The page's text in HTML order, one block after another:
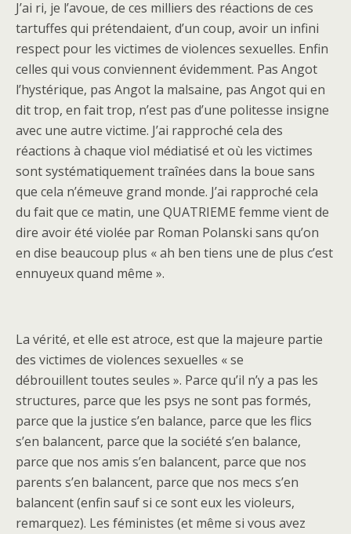
J’ai ri, je l’avoue, de ces milliers des réactions de ces
tartuffes qui prétendaient, d’un coup, avoir un infini
respect pour les victimes de violences sexuelles. Enfin
celles qui vous conviennent évidemment. Pas Angot
l’hystérique, pas Angot la malsaine, pas Angot qui en
dit trop, en fait trop, n’est pas d’une politesse insigne
avec une autre victime. J’ai rapproché cela des
réactions à chaque viol médiatisé et où les victimes
sont systématiquement traînées dans la boue sans
que cela n’émeuve grand monde. J’ai rapproché cela
du fait que ce matin, une QUATRIEME femme vient de
dire avoir été violée par Roman Polanski sans qu’on
en dise beaucoup plus « ah ben tiens une de plus c’est
ennuyeux quand même ».
La vérité, et elle est atroce, est que la majeure partie
des victimes de violences sexuelles « se
débrouillent toutes seules ». Parce qu’il n’y a pas les
structures, parce que les psys ne sont pas formés,
parce que la justice s’en balance, parce que les flics
s’en balancent, parce que la société s’en balance,
parce que nos amis s’en balancent, parce que nos
parents s’en balancent, parce que nos mecs s’en
balancent (enfin sauf si ce sont eux les violeurs,
remarquez). Les féministes (et même si vous avez